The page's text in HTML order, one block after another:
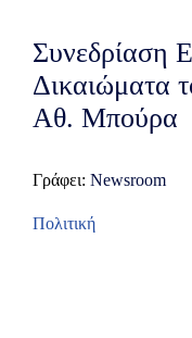
Συνεδρίαση
Δικαιώματα
Αθ. Μπούρα
Γράφει: Newsroom
Πολιτική